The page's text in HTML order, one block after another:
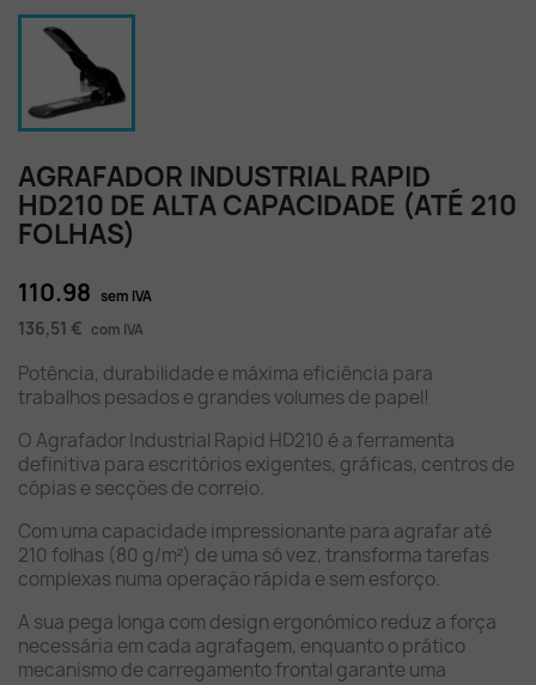
AGRAFADOR INDUSTRIAL RAPID
HD210 DE ALTA CAPACIDADE (ATÉ 210
FOLHAS)
110.98 sem IVA
136,51 € com IVA
Potência, durabilidade e máxima eficiência para
trabalhos pesados e grandes volumes de papel!
O Agrafador Industrial Rapid HD210 é a ferramenta
definitiva para escritórios exigentes, gráficas, centros de
cópias e secções de correio.
Com uma capacidade impressionante para agrafar até
210 folhas (80 g/m²) de uma só vez, transforma tarefas
complexas numa operação rápida e sem esforço.
A sua pega longa com design ergonómico reduz a força
necessária em cada agrafagem, enquanto o prático
mecanismo de carregamento frontal garante uma